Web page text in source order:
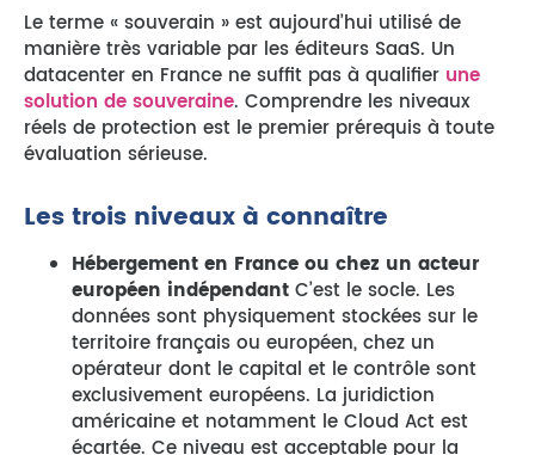
Le terme « souverain » est aujourd’hui utilisé de
manière très variable par les éditeurs SaaS. Un
datacenter en France ne suffit pas à qualifier une
solution de souveraine. Comprendre les niveaux
réels de protection est le premier prérequis à toute
évaluation sérieuse.
Les trois niveaux à connaître
Hébergement en France ou chez un acteur
européen indépendant C’est le socle. Les
données sont physiquement stockées sur le
territoire français ou européen, chez un
opérateur dont le capital et le contrôle sont
exclusivement européens. La juridiction
américaine et notamment le Cloud Act est
écartée. Ce niveau est acceptable pour la